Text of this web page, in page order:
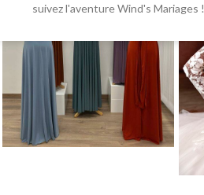
suivez l'aventure Wind's Mariages !